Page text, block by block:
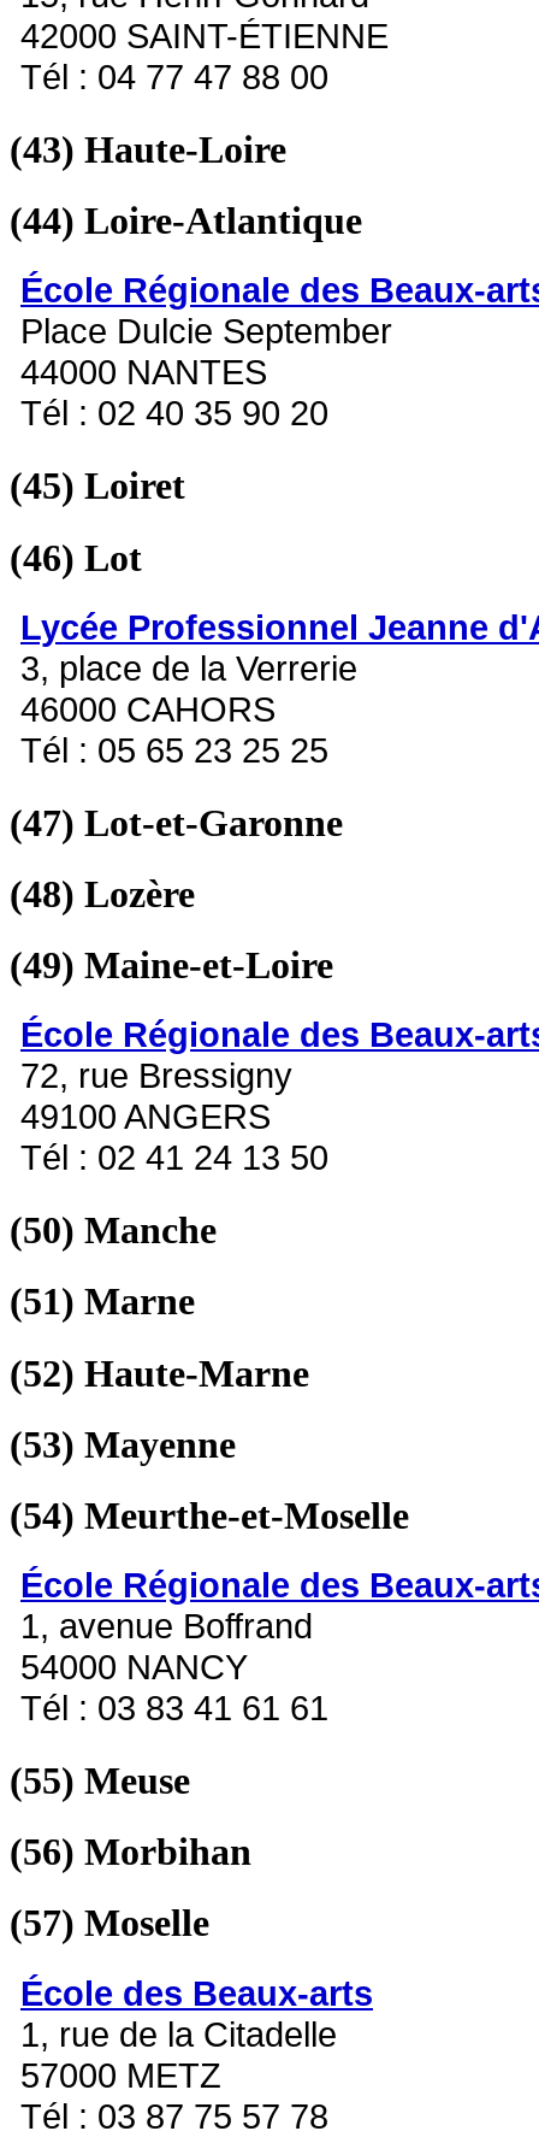
42000 SAINT-ÉTIENNE
Tél : 04 77 47 88 00
(43) Haute-Loire
(44) Loire-Atlantique
École Régionale des Beaux-
Place Dulcie September
44000 NANTES
Tél : 02 40 35 90 20
(45) Loiret
(46) Lot
Lycée Professionnel Jeanne
3, place de la Verrerie
46000 CAHORS
Tél : 05 65 23 25 25
(47) Lot-et-Garonne
(48) Lozère
(49) Maine-et-Loire
École Régionale des Beaux-
72, rue Bressigny
49100 ANGERS
Tél : 02 41 24 13 50
(50) Manche
(51) Marne
(52) Haute-Marne
(53) Mayenne
(54) Meurthe-et-Moselle
École Régionale des Beaux-
1, avenue Boffrand
54000 NANCY
Tél : 03 83 41 61 61
(55) Meuse
(56) Morbihan
(57) Moselle
École des Beaux-arts
1, rue de la Citadelle
57000 METZ
Tél : 03 87 75 57 78